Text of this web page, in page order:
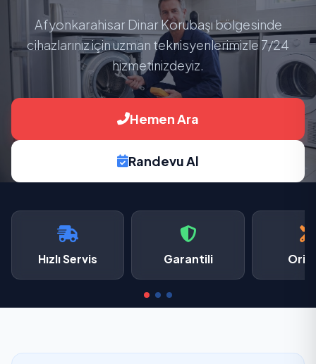
Afyonkarahisar Dinar Korubaşı bölgesinde
cihazlarınız için uzman teknisyenlerimizle 7/24
hizmetinizdeyiz.
Hemen Ara
Randevu Al
Hızlı Servis Garantili